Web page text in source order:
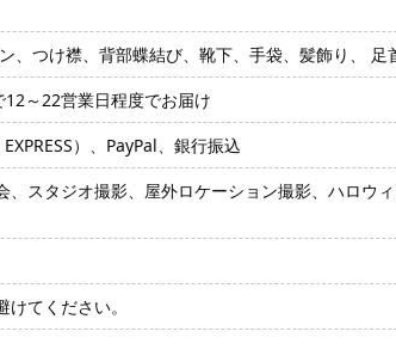
、つけ襟、背部蝶結び、靴下、手袋、髪飾り、 足
～22営業日程度でお届け
）、PayPal、銀行振込
スタジオ撮影、屋外ロケーション撮影、ハロウ
てください。